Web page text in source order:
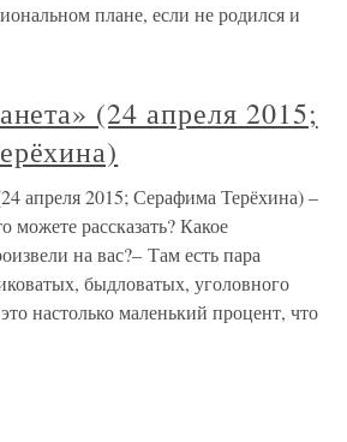
плане, если не родился и
(24 апреля 2015;
апреля 2015; Серафима Терёхина) –
можете рассказать? Какое
на вас?– Там есть пара
быдловатых, уголовного
настолько маленький процент, что